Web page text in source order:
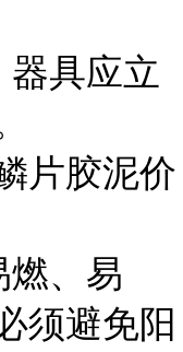
具应立
胶泥价
、易
须避免阳